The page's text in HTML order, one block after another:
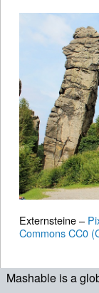
Mashable is a
Externsteine –
Commons CC0